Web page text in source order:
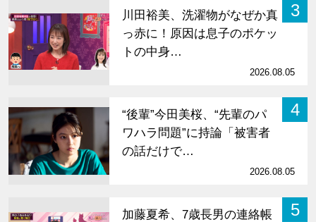
3
川田裕美、洗濯物がなぜか真
っ赤に！原因は息子のポケッ
トの中身…
2026.08.05
4
“後輩”今田美桜、“先輩のパ
ワハラ問題”に持論「被害者
の話だけで…
2026.08.05
5
加藤夏希、7歳長男の連絡帳